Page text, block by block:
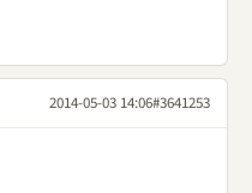
2014-05-03 14:06#3641253